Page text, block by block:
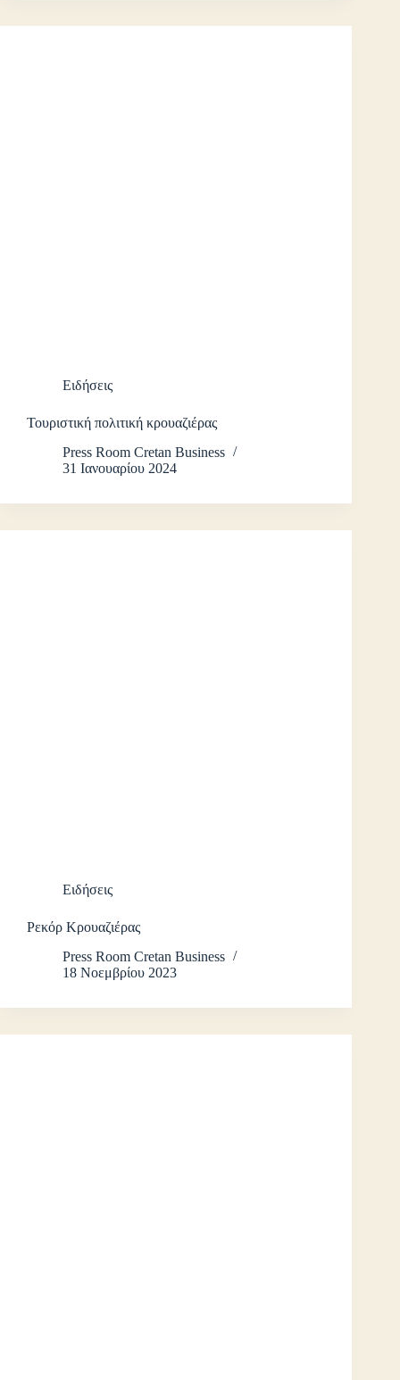
Ειδήσεις
Τουριστική πολιτική κρουαζιέρας
Press Room Cretan Business
31 Ιανουαρίου 2024
Ειδήσεις
Ρεκόρ Κρουαζιέρας
Press Room Cretan Business
18 Νοεμβρίου 2023